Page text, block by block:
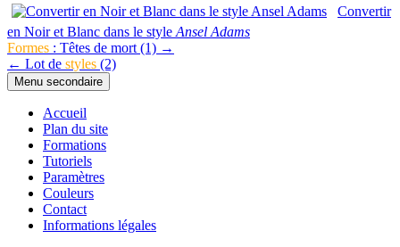
Convertir
en Noir et Blanc dans le styleAnsel Adams
Navigation
de
Formes : Têtes de mort (1) →
← Lot de styles (2)
Menu secondaire
Accueil
Plan du site
Formations
Tutoriels
Paramètres
Couleurs
Contact
Informations légales